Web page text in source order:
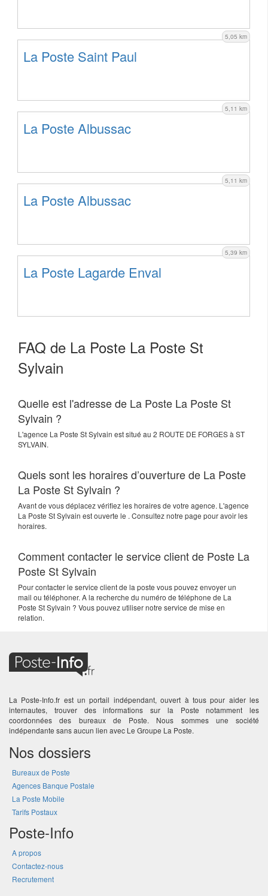
5,05 km
La Poste Saint Paul
5,11 km
La Poste Albussac
5,11 km
La Poste Albussac
5,39 km
La Poste Lagarde Enval
FAQ de La Poste La Poste St
Sylvain
Quelle est l'adresse de La Poste La Poste St
Sylvain ?
L'agence La Poste St Sylvain est situé au 2 ROUTE DE FORGESà ST
SYLVAIN.
Quels sont les horaires d’ouverture de La Poste
La Poste St Sylvain ?
Avant de vous déplacez vérifiez les horaires de votre agence. L'agence
La Poste St Sylvain est ouverte le . Consultez notre page pour avoir les
horaires.
Comment contacter le service client de Poste La
Poste St Sylvain
Pour contacter le service client de la poste vous pouvez envoyer un
mail ou téléphoner. A la recherche du numéro de téléphone de La
Poste St Sylvain ? Vous pouvez utiliser notre service de mise en
relation.
La Poste-Info.fr est un portail indépendant, ouvert à tous pour aider les
internautes, trouver des informations sur la Poste notamment les
coordonnées des bureaux de Poste. Nous sommes une société
indépendante sans aucun lien avec Le Groupe La Poste.
Nos dossiers
Bureaux de Poste
Agences Banque Postale
La Poste Mobile
Tarifs Postaux
Poste-Info
A propos
Contactez-nous
Recrutement